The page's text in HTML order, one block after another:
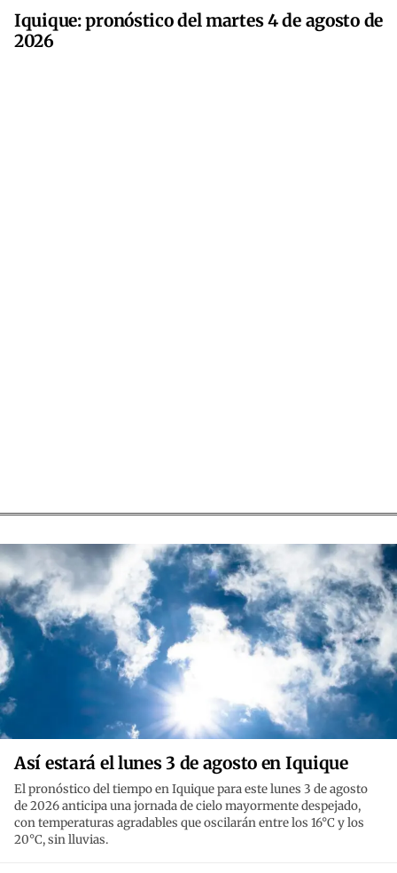
Iquique: pronóstico del martes 4 de agosto de
2026
Así estará el lunes 3 de agosto en Iquique
El pronóstico del tiempo en Iquique para este lunes 3 de agosto
de 2026 anticipa una jornada de cielo mayormente despejado,
con temperaturas agradables que oscilarán entre los 16°C y los
20°C, sin lluvias.